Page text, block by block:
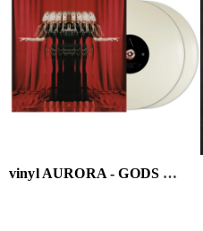
vinyl AURORA - GODS WE CAN TOUCH (WHITE VINYL/2LP)